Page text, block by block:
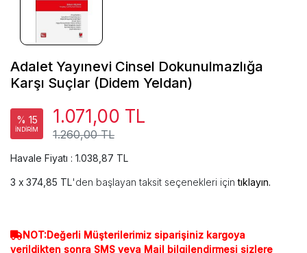
Adalet Yayınevi Cinsel Dokunulmazlığa
Karşı Suçlar (Didem Yeldan)
% 15
İNDİRİM 1.260,00 TL
1.071,00 TL
Havale Fiyatı : 1.038,87 TL
374,85 TL'den başlayan taksit seçenekleri içintıklayın.
NOT:Değerli Müşterilerimiz siparişiniz kargoya
verildikten sonra SMS veya Mail bilgilendirmesi sizlere